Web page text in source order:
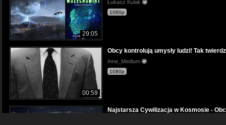
29:05
Łukasz Kulak
1080p
00:59
Obcy kontrolują umysły ludzi! Tak
Inne_Medium
1080p
Najstarsza Cywilizacja w Kosmosie -